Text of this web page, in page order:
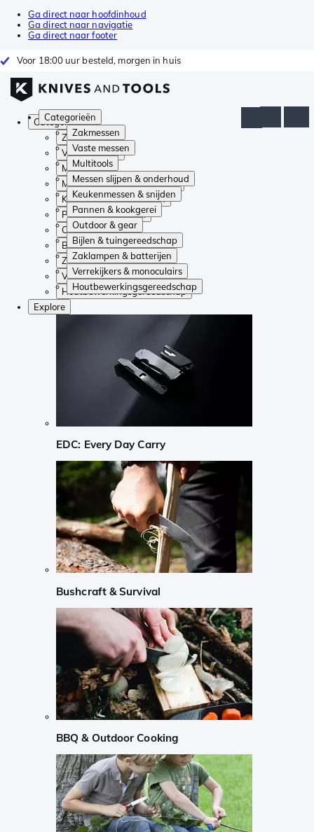
Ga direct naar hoofdinhoud
Ga direct naar navigatie
Ga direct naar footer
Voor 18:00 uur besteld, morgen in huis
Categorieën
Zakmessen
Vaste messen
Multitools
Messen slijpen & onderhoud
Keukenmessen & snijden
Pannen & kookgerei
Outdoor & gear
Bijlen & tuingereedschap
Zaklampen & batterijen
Verrekijkers & monoculairs
Houtbewerkingsgereedschap
Categorieën
Zakmessen
Vaste messen
Multitools
Messen slijpen & onderhoud
Keukenmessen & snijden
Pannen & kookgerei
Outdoor & gear
Bijlen & tuingereedschap
Zaklampen & batterijen
Verrekijkers & monoculairs
Houtbewerkingsgereedschap
Explore
EDC: Every Day Carry
Bushcraft & Survival
BBQ & Outdoor Cooking